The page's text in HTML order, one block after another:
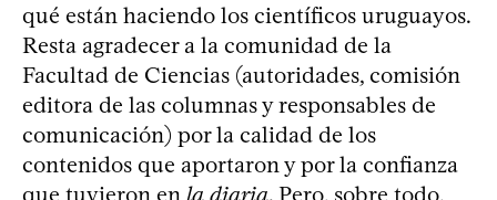
qué están haciendo los científicos uruguayos.
Resta agradecer a la comunidad de la
Facultad de Ciencias (autoridades, comisión
editora de las columnas y responsables de
comunicación) por la calidad de los
contenidos que aportaron y por la confianza
que tuvieron en la diaria. Pero, sobre todo,